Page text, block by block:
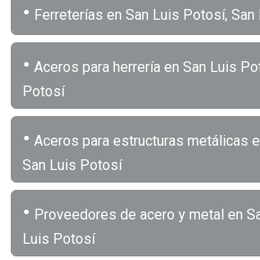
• Ferreterías en San Luis Potosí,
• Aceros para herrería en San Luis
Potosí
• Aceros para estructuras metálicas
San Luis Potosí
• Proveedores de acero y metal en
Luis Potosí